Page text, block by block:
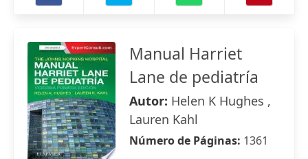
Manual Harriet
Lane de pediatría
Autor: Helen K Hughes ,
Lauren Kahl
Número de Páginas: 1361